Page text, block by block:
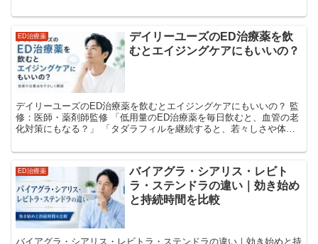
ED治療薬
デイリーユーズのED治療薬を飲
むとエイジングケアにもいいの？
デイリーユーズのED治療薬を飲むとエイジングケアにもいいの？ 監
修：医師・薬剤師監修 「低用量のED治療薬を毎日飲むと、血管の老
化対策にもなる？」 「タダラフィルを継続すると、若々しさや体力
ED治療薬
バイアグラ・シアリス・レビト
ラ・ステンドラの違い｜効き始め
と持続時間を比較
バイアグラ・シアリス・レビトラ・ステンドラの違い｜効き始めと持